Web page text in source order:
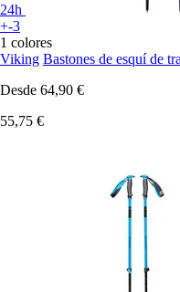
24h
+-3
1 colores
Viking Bastones de esquí de
Desde 64,90 €
55,75 €